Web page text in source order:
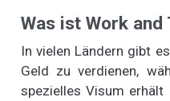
Was ist Work and
In vielen Ländern gibt
Geld zu verdienen,
spezielles Visum